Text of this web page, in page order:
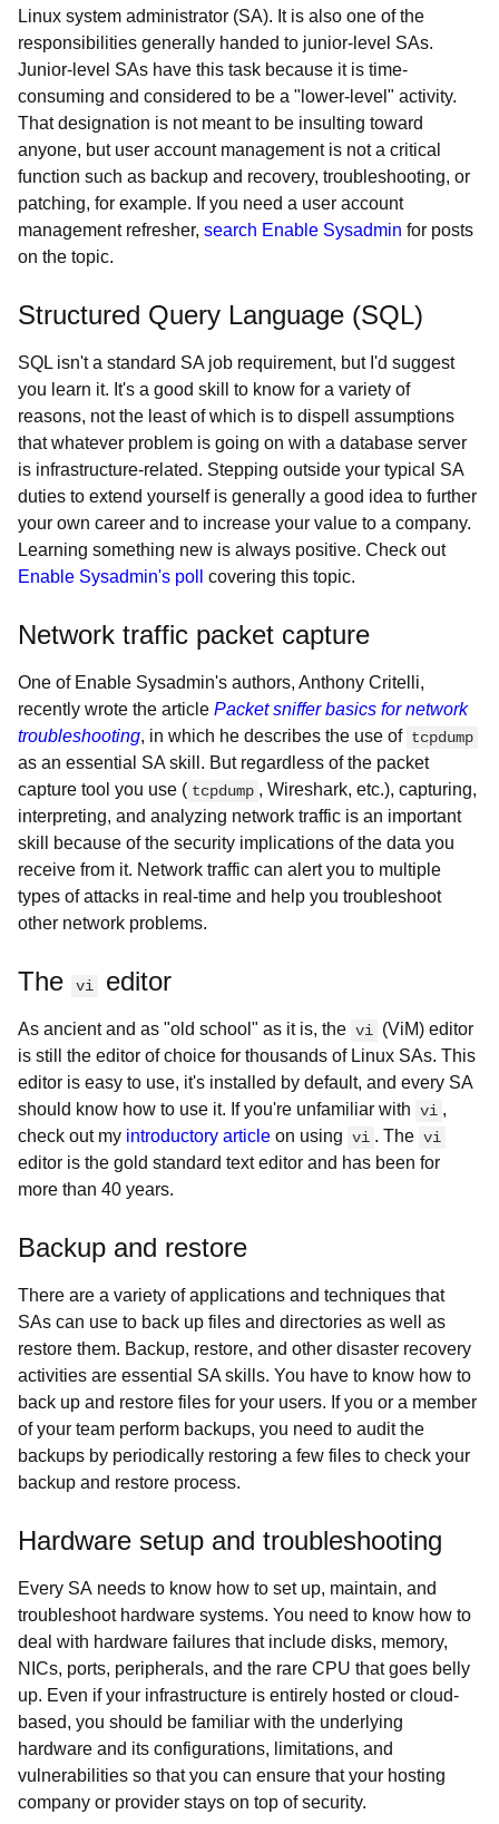
Linux system administrator (SA). It is also one of the
responsibilities generally handed to junior-level SAs.
Junior-level SAs have this task because it is time-
consuming and considered to be a "lower-level" activity.
That designation is not meant to be insulting toward
anyone, but user account management is not a critical
function such as backup and recovery, troubleshooting, or
patching, for example. If you need a user account
management refresher, search Enable Sysadmin for posts
on the topic.
Structured Query Language (SQL)
SQL isn't a standard SA job requirement, but I'd suggest
you learn it. It's a good skill to know for a variety of
reasons, not the least of which is to dispell assumptions
that whatever problem is going on with a database server
is infrastructure-related. Stepping outside your typical SA
duties to extend yourself is generally a good idea to further
your own career and to increase your value to a company.
Learning something new is always positive. Check out
Enable Sysadmin's poll
covering this topic.
Network traffic packet capture
One of Enable Sysadmin's authors, Anthony Critelli,
recently wrote the article Packet sniffer basics for network
troubleshooting, in which he describes the use of tcpdump
as an essential SA skill. But regardless of the packet
capture tool you use ( tcpdump , Wireshark, etc.), capturing,
interpreting, and analyzing network traffic is an important
skill because of the security implications of the data you
receive from it. Network traffic can alert you to multiple
types of attacks in real-time and help you troubleshoot
other network problems.
The vi editor
As ancient and as "old school" as it is, the vi (ViM) editor
is still the editor of choice for thousands of Linux SAs. This
editor is easy to use, it's installed by default, and every SA
should know how to use it. If you're unfamiliar with vi ,
check out my introductory article on using vi . The vi
editor is the gold standard text editor and has been for
more than 40 years.
Backup and restore
There are a variety of applications and techniques that
SAs can use to back up files and directories as well as
restore them. Backup, restore, and other disaster recovery
activities are essential SA skills. You have to know how to
back up and restore files for your users. If you or a member
of your team perform backups, you need to audit the
backups by periodically restoring a few files to check your
backup and restore process.
Hardware setup and troubleshooting
Every SA needs to know how to set up, maintain, and
troubleshoot hardware systems. You need to know how to
deal with hardware failures that include disks, memory,
NICs, ports, peripherals, and the rare CPU that goes belly
up. Even if your infrastructure is entirely hosted or cloud-
based, you should be familiar with the underlying
hardware and its configurations, limitations, and
vulnerabilities so that you can ensure that your hosting
company or provider stays on top of security.